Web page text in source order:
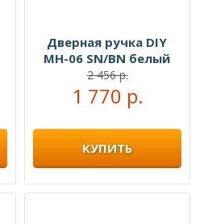
Дверная ручка DIY
MH-06 SN/BN белый
никель/черный никель
2 456 р.
1 770 р.
КУПИТЬ